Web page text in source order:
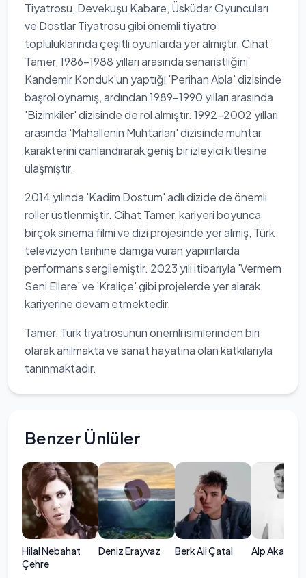
Tiyatrosu, Devekuşu Kabare, Üsküdar Oyuncuları
ve Dostlar Tiyatrosu gibi önemli tiyatro
topluluklarında çeşitli oyunlarda yer almıştır. Cihat
Tamer, 1986-1988 yılları arasında senaristliğini
Kandemir Konduk'un yaptığı 'Perihan Abla' dizisinde
başrol oynamış, ardından 1989-1990 yılları arasında
'Bizimkiler' dizisinde de rol almıştır. 1992-2002 yılları
arasında 'Mahallenin Muhtarları' dizisinde muhtar
karakterini canlandırarak geniş bir izleyici kitlesine
ulaşmıştır.
2014 yılında 'Kadim Dostum' adlı dizide de önemli
roller üstlenmiştir. Cihat Tamer, kariyeri boyunca
birçok sinema filmi ve dizi projesinde yer almış, Türk
televizyon tarihine damga vuran yapımlarda
performans sergilemiştir. 2023 yılı itibarıyla 'Vermem
Seni Ellere' ve 'Kraliçe' gibi projelerde yer alarak
kariyerine devam etmektedir.
Tamer, Türk tiyatrosunun önemli isimlerinden biri
olarak anılmakta ve sanat hayatına olan katkılarıyla
tanınmaktadır.
Benzer Ünlüler
Hilal Nebahat
Çehre
Deniz Erayvaz Berk Ali Çatal Alp Akar